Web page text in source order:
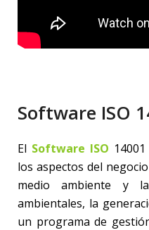
Software ISO
El Software ISO
los aspectos del
medio ambiente y
ambientales, la
un programa de